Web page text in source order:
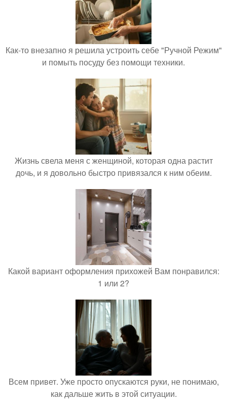
Как-то внезапно я решила устроить себе "Ручной Режим"
и помыть посуду без помощи техники.
Жизнь свела меня с женщиной, которая одна растит
дочь, и я довольно быстро привязался к ним обеим.
Какой вариант оформления прихожей Вам понравился:
1 или 2?
Всем привет. Уже просто опускаются руки, не понимаю,
как дальше жить в этой ситуации.